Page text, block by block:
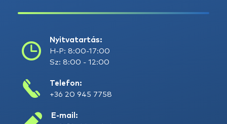
Nyitvatartás:
H-P: 8:00-17:00
Sz: 8:00 - 12:00
Telefon:
+36 20 945 7758
E-mail: